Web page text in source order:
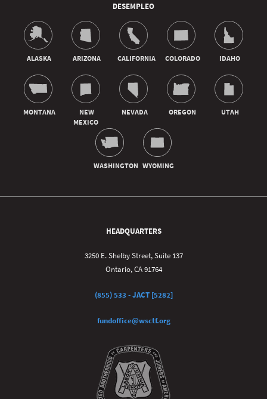
DESEMPLEO
HEADQUARTERS
3250 E. Shelby Street, Suite 137
Ontario, CA 91764
(855) 533 - JACT [5282]
fundoffice@wsctf.org